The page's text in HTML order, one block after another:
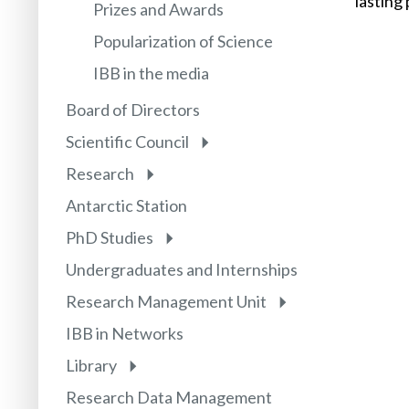
Prizes and Awards
Popularization of Science
IBB in the media
Board of Directors
Scientific Council
Research
Antarctic Station
PhD Studies
Undergraduates and Internships
Research Management Unit
IBB in Networks
Library
Research Data Management